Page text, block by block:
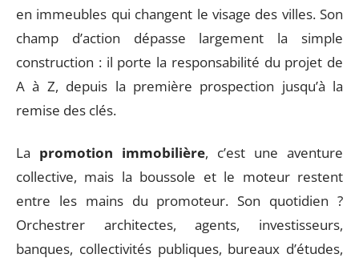
en immeubles qui changent le visage des villes. Son
champ d’action dépasse largement la simple
construction : il porte la responsabilité du projet de
A à Z, depuis la première prospection jusqu’à la
remise des clés.
La promotion immobilière, c’est une aventure
collective, mais la boussole et le moteur restent
entre les mains du promoteur. Son quotidien ?
Orchestrer architectes, agents, investisseurs,
banques, collectivités publiques, bureaux d’études,